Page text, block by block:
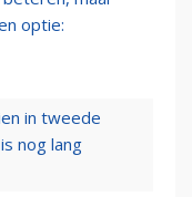
optie:
in tweede
nog lang